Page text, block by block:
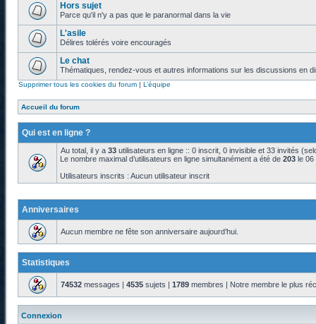
Hors sujet
Parce qu'il n'y a pas que le paranormal dans la vie
L'asile
Délires tolérés voire encouragés
Le chat
Thématiques, rendez-vous et autres informations sur les discussions en
Supprimer tous les cookies du forum | L’équipe
Accueil du forum
Qui est en ligne ?
Au total, il y a 33 utilisateurs en ligne :: 0 inscrit, 0 invisible et 33 invités
Le nombre maximal d’utilisateurs en ligne simultanément a été de 203 le 06
Utilisateurs inscrits : Aucun utilisateur inscrit
Anniversaires
Aucun membre ne fête son anniversaire aujourd’hui.
Statistiques
74532 messages | 4535 sujets | 1789 membres | Notre membre le plus
Connexion